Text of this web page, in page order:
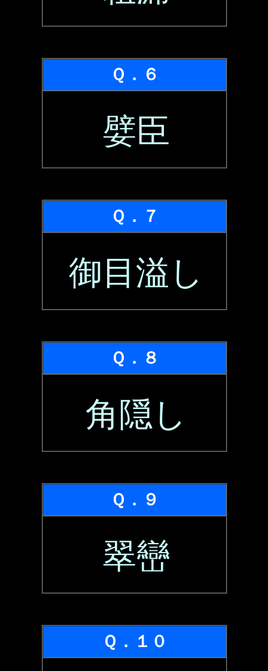
Ｑ．６
嬖臣
Ｑ．７
御目溢し
Ｑ．８
角隠し
Ｑ．９
翠巒
Ｑ．１０